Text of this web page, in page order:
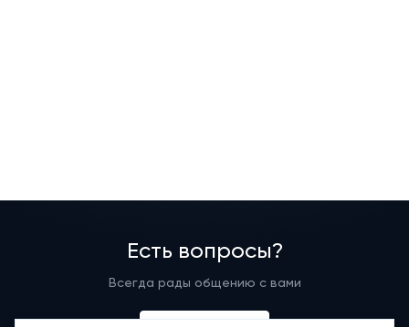
Есть вопросы?
Всегда рады общению с вами